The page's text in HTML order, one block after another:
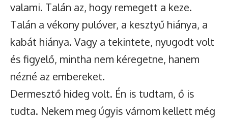
valami. Talán az, hogy remegett a keze.
Talán a vékony pulóver, a kesztyű hiánya, a
kabát hiánya. Vagy a tekintete, nyugodt volt
és figyelő, mintha nem kéregetne, hanem
nézné az embereket.
Dermesztő hideg volt. Én is tudtam, ő is
tudta. Nekem meg úgyis várnom kellett még